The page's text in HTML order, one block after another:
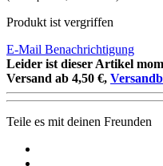
Produkt ist vergriffen
E-Mail Benachrichtigung
Leider ist dieser Artikel
Versand ab 4,50 €,
Teile es mit deinen Freunden